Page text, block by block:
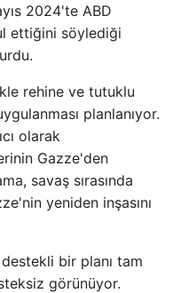
2024'te ABD
ettiğini söylediği
rehine ve tutuklu
planlanıyor.
olarak
Gazze'den
savaş sırasında
yeniden inşasını
bir planı tam
görünüyor.